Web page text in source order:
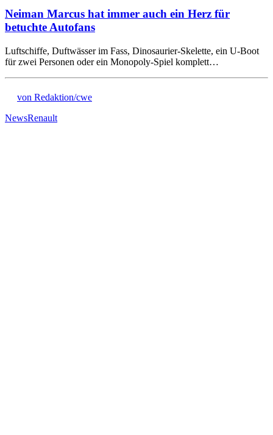
Neiman Marcus hat immer auch ein Herz für
betuchte Autofans
Luftschiffe, Duftwässer im Fass, Dinosaurier-Skelette, ein U-Boot
für zwei Personen oder ein Monopoly-Spiel komplett…
von Redaktion/cwe
NewsRenault